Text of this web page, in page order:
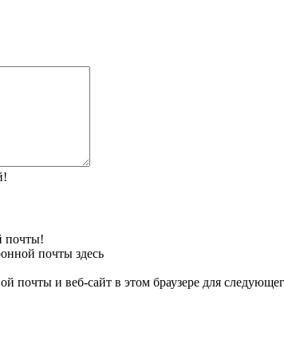
почты!
почты здесь
почты и веб-сайт в этом браузере для